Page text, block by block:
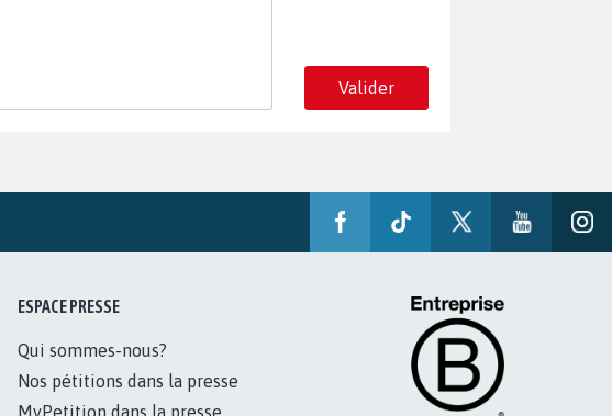
Valider
ESPACE PRESSE
Qui sommes-nous?
Nos pétitions dans la presse
MyPetition dans la presse